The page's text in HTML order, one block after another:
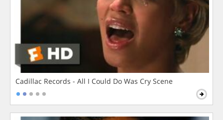
Cadillac Records - All I Could Do Was Cry Scene